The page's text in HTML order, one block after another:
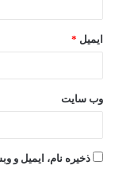
ایمیل *
وب‌ سایت
ذخیره نام، ایمیل و